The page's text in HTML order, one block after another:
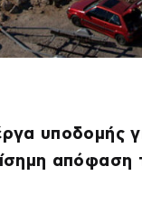
υποδομής
απόφαση